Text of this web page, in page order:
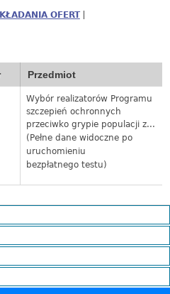
OFERT
Przedmiot
Wybór realizatorów Programu
szczepień ochronnych
przeciwko grypie populacji z...
(Pełne dane widoczne po
uruchomieniu
bezpłatnego testu)